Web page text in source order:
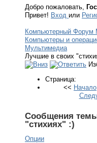
Добро пожаловать,
Привет! Вход или
Компьютерный Форум
Компьютеры и
Мультимедиа
Лучшие в своих
Страница:
<< Начало
Сообщения
"стихиях" :)
Опции